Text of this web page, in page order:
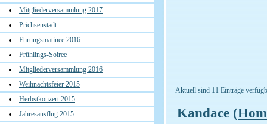
Mitgliederversammlung 2017
Prichsenstadt
Ehrungsmatinee 2016
Frühlings-Soiree
Mitgliederversammlung 2016
Weihnachtsfeier 2015
Herbstkonzert 2015
Jahresausflug 2015
Aktuell sind 11 Einträge
Kandace (